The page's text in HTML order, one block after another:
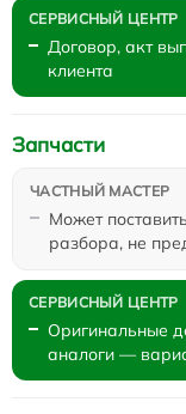
Договор, акт
клиента
Может
разбора, не
Запчасти
Оригинальные
аналоги —